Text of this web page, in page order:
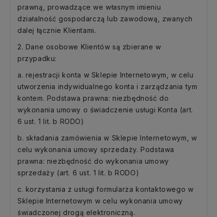
prawną, prowadzące we własnym imieniu
działalność gospodarczą lub zawodową, zwanych
dalej łącznie Klientami.
2. Dane osobowe Klientów są zbierane w
przypadku:
a. rejestracji konta w Sklepie Internetowym, w celu
utworzenia indywidualnego konta i zarządzania tym
kontem. Podstawa prawna: niezbędność do
wykonania umowy o świadczenie usługi Konta (art.
6 ust. 1 lit. b RODO)
b. składania zamówienia w Sklepie Internetowym, w
celu wykonania umowy sprzedaży. Podstawa
prawna: niezbędność do wykonania umowy
sprzedaży (art. 6 ust. 1 lit. b RODO)
c. korzystania z usługi formularza kontaktowego w
Sklepie Internetowym w celu wykonania umowy
świadczonej drogą elektroniczną.